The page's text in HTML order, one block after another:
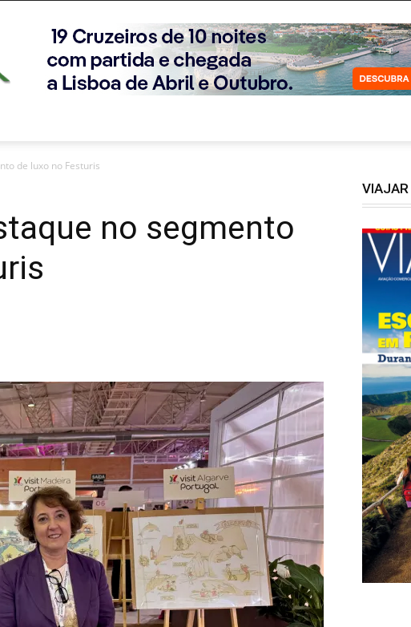
de luxo no Festuris
no segmento